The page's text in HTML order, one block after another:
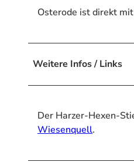
Osterode ist direkt
Weitere Infos / Links
Der Harzer-Hexen-
Wiesenquell.